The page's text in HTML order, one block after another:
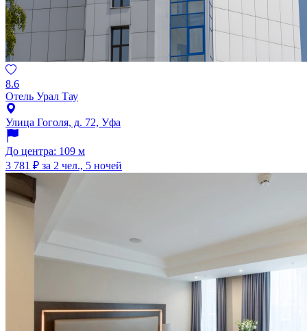
8.6
Отель Урал Тау
Улица Гоголя, д. 72, Уфа
До центра: 109 м
3 781 ₽ за 2 чел., 5 ночей